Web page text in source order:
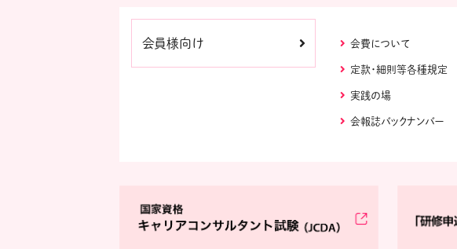
会員様向け 会費について
定款・細則等各種規定
実践の場
会報誌バックナンバー